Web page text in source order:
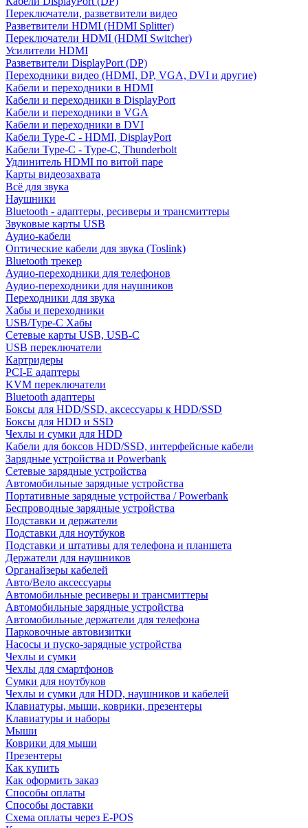
Переключатели, разветвители видео
Разветвители HDMI (HDMI Splitter)
Переключатели HDMI (HDMI Switcher)
Усилители HDMI
Разветвители DisplayPort (DP)
Переходники видео (HDMI, DP, VGA, DVI и другие)
Кабели и переходники в HDMI
Кабели и переходники в DisplayPort
Кабели и переходники в VGA
Кабели и переходники в DVI
Кабели Type-C - HDMI, DisplayPort
Кабели Type-C - Type-C, Thunderbolt
Удлинитель HDMI по витой паре
Карты видеозахвата
Всё для звука
Наушники
Bluetooth - адаптеры, ресиверы и трансмиттеры
Звуковые карты USB
Аудио-кабели
Оптические кабели для звука (Toslink)
Bluetooth трекер
Аудио-переходники для телефонов
Аудио-переходники для наушников
Переходники для звука
Хабы и переходники
USB/Type-C Хабы
Сетевые карты USB, USB-C
USB переключатели
Картридеры
PCI-E адаптеры
KVM переключатели
Bluetooth адаптеры
Боксы для HDD/SSD, аксессуары к HDD/SSD
Боксы для HDD и SSD
Чехлы и сумки для HDD
Кабели для боксов HDD/SSD, интерфейсные кабели
Зарядные устройства и Powerbank
Сетевые зарядные устройства
Автомобильные зарядные устройства
Портативные зарядные устройства / Powerbank
Беспроводные зарядные устройства
Подставки и держатели
Подставки для ноутбуков
Подставки и штативы для телефона и планшета
Держатели для наушников
Органайзеры кабелей
Авто/Вело аксессуары
Автомобильные ресиверы и трансмиттеры
Автомобильные зарядные устройства
Автомобильные держатели для телефона
Парковочные автовизитки
Насосы и пуско-зарядные устройства
Чехлы и сумки
Чехлы для смартфонов
Сумки для ноутбуков
Чехлы и сумки для HDD, наушников и кабелей
Клавиатуры, мыши, коврики, презентеры
Клавиатуры и наборы
Мыши
Коврики для мыши
Презентеры
Как купить
Как оформить заказ
Способы оплаты
Способы доставки
Схема оплаты через E-POS